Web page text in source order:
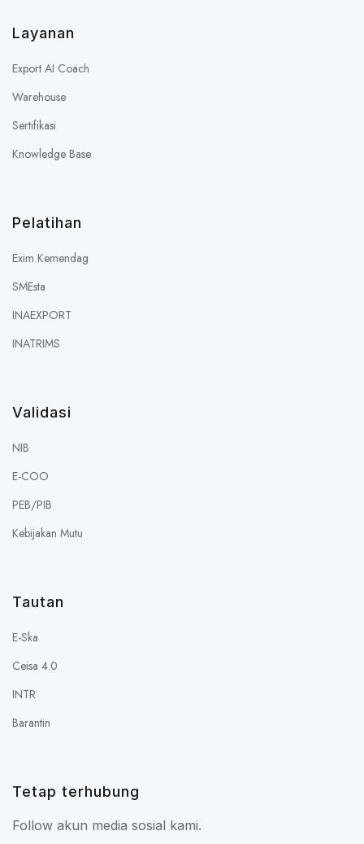
Layanan
Export AI Coach
Warehouse
Sertifikasi
Knowledge Base
Pelatihan
Exim Kemendag
SMEsta
INAEXPORT
INATRIMS
Validasi
NIB
E-COO
PEB/PIB
Kebijakan Mutu
Tautan
E-Ska
Ceisa 4.0
INTR
Barantin
Tetap terhubung
Follow akun media sosial kami.